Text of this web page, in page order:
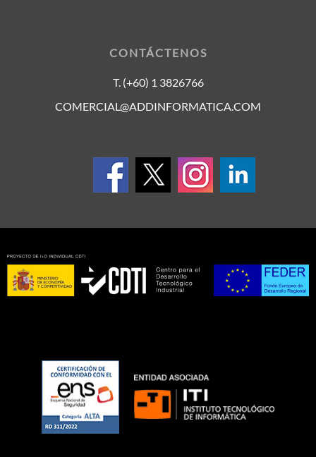
CONTÁCTENOS
T. (+60) 1 3826766
COMERCIAL@ADDINFORMATICA.COM